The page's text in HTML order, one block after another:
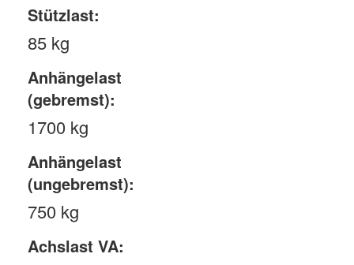
Stützlast:
85 kg
Anhängelast
(gebremst):
1700 kg
Anhängelast
(ungebremst):
750 kg
Achslast VA: